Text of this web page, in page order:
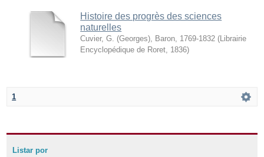
Histoire des progrès des sciences
naturelles
Cuvier, G. (Georges), Baron, 1769-1832 ( Librairie
Encyclopédique de Roret 1836)
1
Listar por